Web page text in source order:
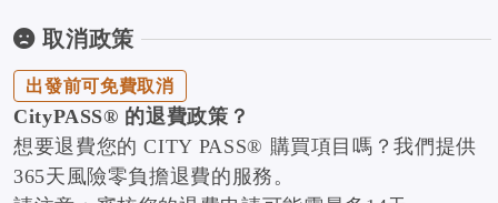
取消政策
出發前可免費取消
CityPASS® 的退費政策？
想要退費您的 CITY PASS® 購買項目嗎？我們提供
365天風險零負擔退費的服務。